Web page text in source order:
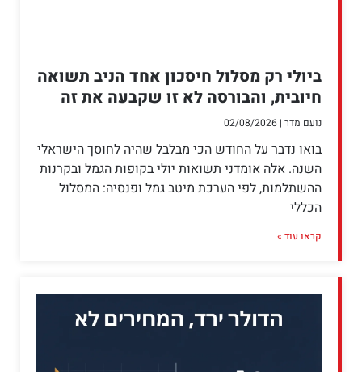
ביולי רק מסלול חיסכון אחד הניב תשואה
חיובית, והבורסה לא זו שקבעה את זה
נועם מדר
בואו נדבר על החודש הכי מבלבל שהיה לחוסך הישראלי
השנה. אלה אומדני תשואות יולי בקופות הגמל ובקרנות
ההשתלמות, לפי הערכת מיטב גמל ופנסיה: המסלול
הכללי
קראו עוד »